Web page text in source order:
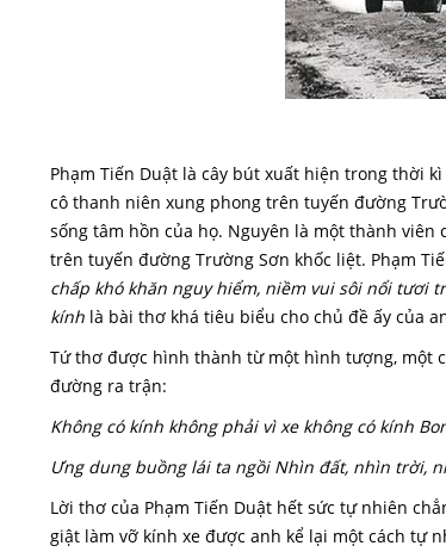
Phạm Tiến Duật là cây bút xuất hiện trong thời
cô thanh niên xung phong trên tuyến đường
sống tâm hồn của họ. Nguyên là một thành
trên tuyến đường Trường Sơn khốc liệt. Phạm
chấp khó khăn nguy hiểm, niềm vui sôi nổi tươi
kính là bài thơ khá tiêu biểu cho chủ đề ấy của
Tứ thơ được hình thành từ một hình tượng, một
đường ra trận:
Không có kính không phải vì xe không có kính
Ưng dung buồng lái ta ngồi Nhìn đất, nhìn trời,
Lời thơ của Phạm Tiến Duật hết sức tự nhiên
giật làm vỡ kính xe được anh kể lại một cách tự